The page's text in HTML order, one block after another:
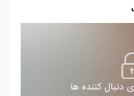
دنبال کننده ها